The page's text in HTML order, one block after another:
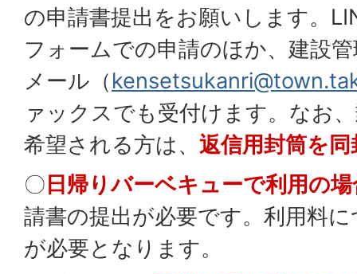
の申請書提出をお願いします。
フォームでの申請のほか、建設
メール（
ァックスでも受付けます。なお
希望される方は、 返信用封筒を同
〇 日帰りバーベキューで利用の
請書の提出が必要です。利用料
が必要となります。